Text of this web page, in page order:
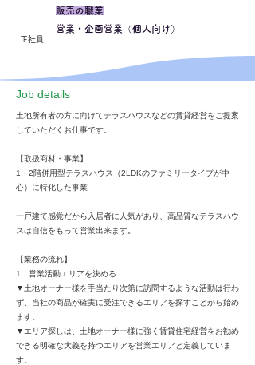
正社員
販売の職業
営業・企画営業（個人向け）
​Job details
土地所有者の方に向けてテラスハウスなどの賃貸経営をご提案
していただくお仕事です。
【取扱商材・事業】
1・2階併用型テラスハウス（2LDKのファミリータイプが中
心）に特化した事業
一戸建て感覚だから入居者に人気があり、高品質なテラスハウ
スは自信をもって営業出来ます。
【業務の流れ】
1．営業活動エリアを決める
▼土地オーナー様を手当たり次第に訪問するような活動は行わ
ず、当社の商品が確実に受注できるエリアを探すことから始め
ます。
▼エリア探しは、土地オーナー様に強く賃貸住宅経営をお勧め
できる明確な大義を持つエリアを営業エリアと定義していま
す。